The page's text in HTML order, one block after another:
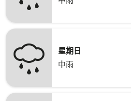
星期日
中雨